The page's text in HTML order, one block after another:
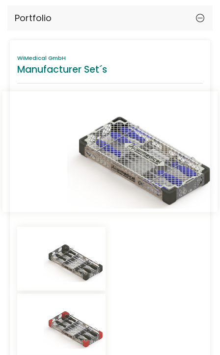
Portfolio
WiMedical GmbH
Manufacturer Set´s